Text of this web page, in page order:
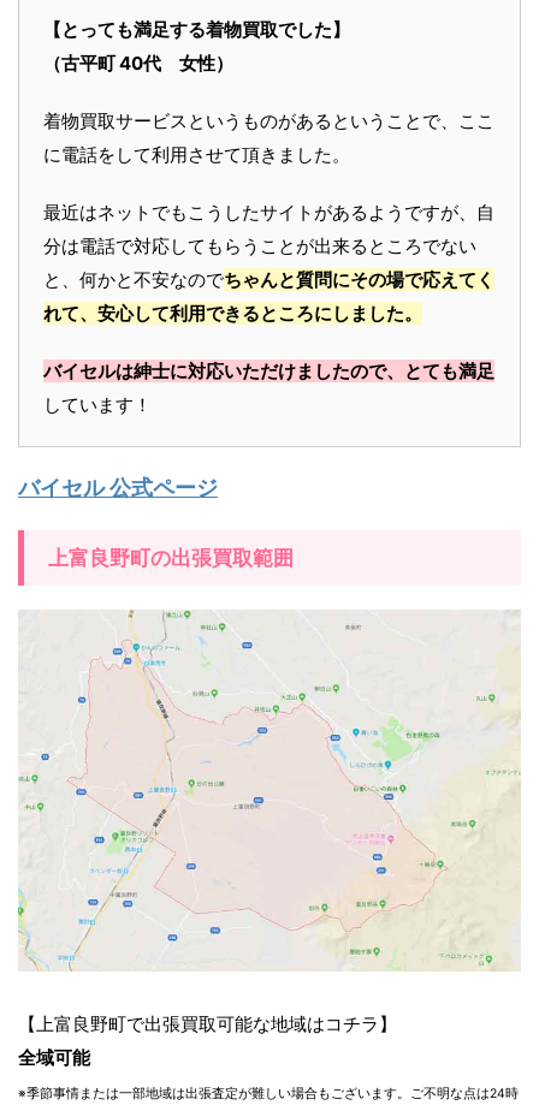
【とっても満足する着物買取でした】
（古平町 40代 女性）
着物買取サービスというものがあるということで、ここ
に電話をして利用させて頂きました。
最近はネットでもこうしたサイトがあるようですが、自
分は電話で対応してもらうことが出来るところでない
と、何かと不安なのでちゃんと質問にその場で応えてく
れて、安心して利用できるところにしました。
バイセルは紳士に対応いただけましたので、とても満足
しています！
バイセル 公式ページ
上富良野町の出張買取範囲
【上富良野町で出張買取可能な地域はコチラ】
全域可能
※季節事情または一部地域は出張査定が難しい場合もございます。ご不明な点は24時